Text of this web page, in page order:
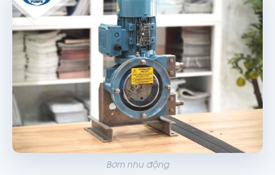
Bơm nhu động